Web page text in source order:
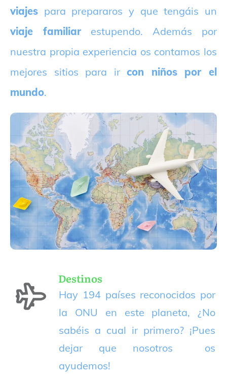
viajes para prepararos y que tengáis un
viaje familiarestupendo. Además por
nuestra propia experiencia os contamos los
mejores sitios para ircon niños por el
mundo.
Destinos
Hay 194 países reconocidos por
la ONU en este planeta, ¿No
sabéis a cual ir primero? ¡Pues
dejar que nosotros os
ayudemos!